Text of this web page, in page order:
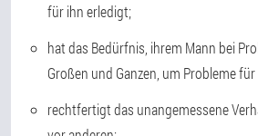
für ihn erledigt;
hat das Bedürfnis, ihrem Mann bei
Großen und Ganzen, um Probleme
rechtfertigt das unangemessene